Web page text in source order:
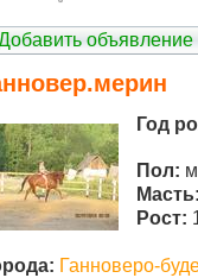
объявление
Год
Пол:
Рост:
Ганноверо-